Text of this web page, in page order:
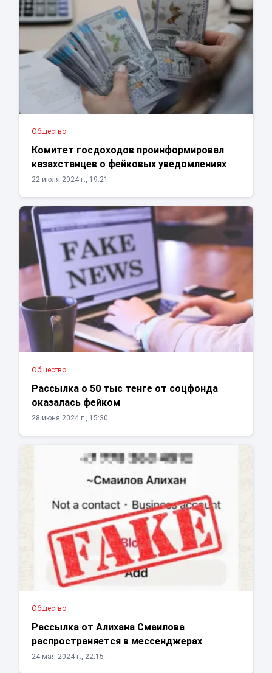
Общество
Комитет госдоходов проинформировал
казахстанцев о фейковых уведомлениях
22 июля 2024 г., 19:21
Общество
Рассылка о 50 тыс тенге от соцфонда
оказалась фейком
28 июня 2024 г., 15:30
Общество
Рассылка от Алихана Смаилова
распространяется в мессенджерах
24 мая 2024 г., 22:15